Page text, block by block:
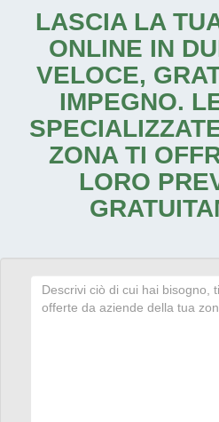
LASCIA LA
ONLINE IN
VELOCE,
IMPEGNO.
ZONA TI
LORO